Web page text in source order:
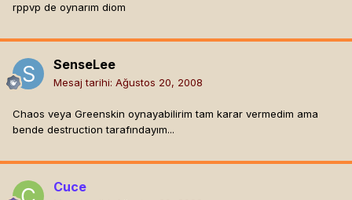
rppvp de oynarım diom
SenseLee
Mesaj tarihi: Ağustos 20, 2008
Chaos veya Greenskin oynayabilirim tam karar vermedim ama
bende destruction tarafındayım...
Cuce